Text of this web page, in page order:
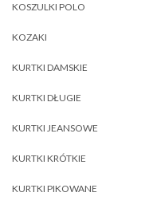
KOSZULKI POLO
KOZAKI
KURTKI DAMSKIE
KURTKI DŁUGIE
KURTKI JEANSOWE
KURTKI KRÓTKIE
KURTKI PIKOWANE